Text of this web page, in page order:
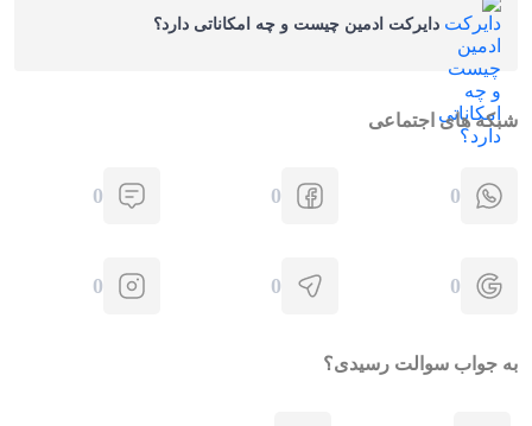
دایرکت ادمین چیست و چه امکاناتی دارد؟
شبکه های اجتماعی
0
0
0
0
0
0
به جواب سوالت رسیدی؟